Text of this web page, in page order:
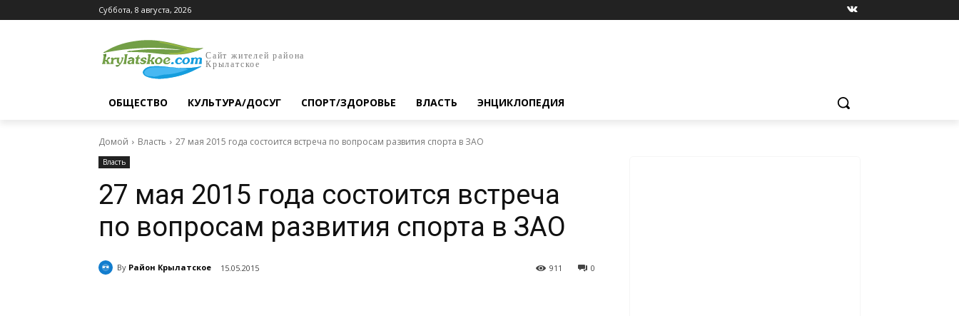
Суббота, 8 августа, 2026
Сайт жителей района
Крылатское
ОБЩЕСТВО КУЛЬТУРА/ДОСУГ СПОРТ/ЗДОРОВЬЕ ВЛАСТЬ ЭНЦИКЛОПЕДИЯ
Домой Власть 27 мая 2015 года состоится встреча по вопросам развития спорта в ЗАО
Власть
27 мая 2015 года состоится встреча
по вопросам развития спорта в ЗАО
By Район Крылатское 15.05.2015 0
911